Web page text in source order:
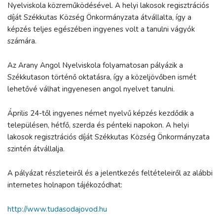
Nyelviskola közreműködésével. A helyi lakosok regisztrációs
díját Székkutas Község Önkormányzata átvállalta, így a
képzés teljes egészében ingyenes volt a tanulni vágyók
számára.
Az Arany Angol Nyelviskola folyamatosan pályázik a
Székkutason történő oktatásra, így a közeljövőben ismét
lehetővé válhat ingyenesen angol nyelvet tanulni.
Április 24-től ingyenes német nyelvű képzés kezdődik a
településen, hétfő, szerda és pénteki napokon. A helyi
lakosok regisztrációs díját Székkutas Község Önkormányzata
szintén átvállalja.
A pályázat részleteiről és a jelentkezés feltételeiről az alábbi
internetes holnapon tájékozódhat:
http://www.tudasodajovod.hu